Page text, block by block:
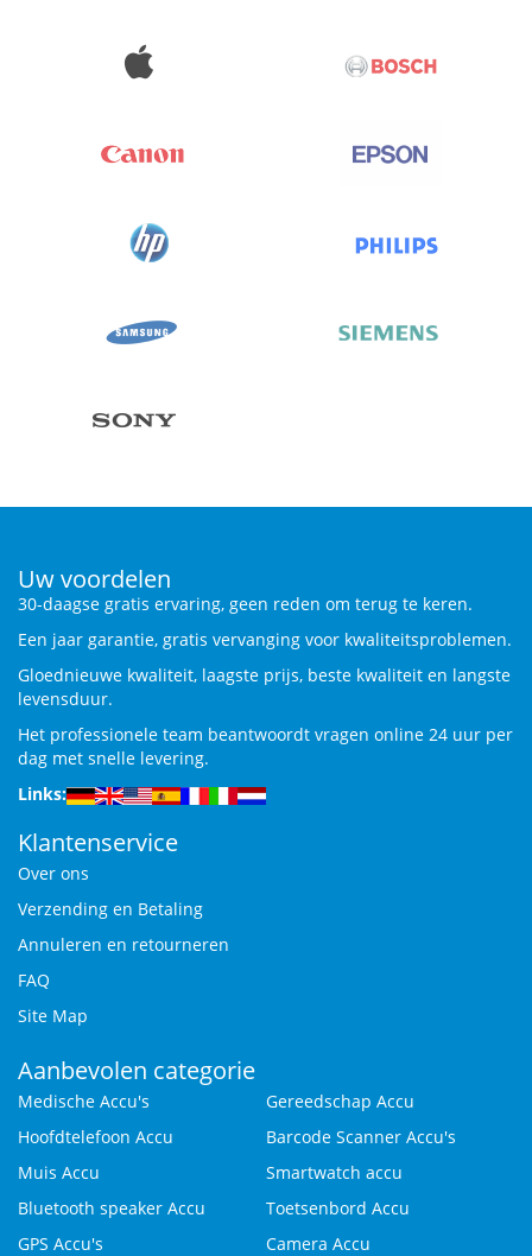
Uw voordelen
30-daagse gratis ervaring, geen reden om terug te keren.
Een jaar garantie, gratis vervanging voor kwaliteitsproblemen.
Gloednieuwe kwaliteit, laagste prijs, beste kwaliteit en langste
levensduur.
Het professionele team beantwoordt vragen online 24 uur per
dag met snelle levering.
Links:
Klantenservice
Over ons
Verzending en Betaling
Annuleren en retourneren
FAQ
Site Map
Aanbevolen categorie
Medische Accu's
Gereedschap Accu
Hoofdtelefoon Accu
Barcode Scanner Accu's
Muis Accu
Smartwatch accu
Bluetooth speaker Accu
Toetsenbord Accu
GPS Accu's
Camera Accu